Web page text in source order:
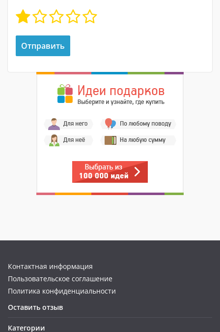
Контактная информация
Пользовательское соглашение
Политика конфиденциальности
Оставить отзыв
Категории